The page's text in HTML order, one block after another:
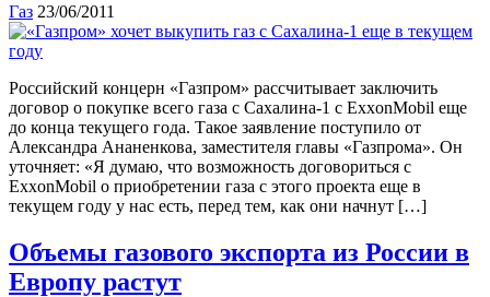
Газ 23/06/2011
Российский концерн «Газпром» рассчитывает заключить
договор о покупке всего газа с Сахалина-1 с ЕxxonМobil еще
до конца текущего года. Такое заявление поступило от
Александра Ананенкова, заместителя главы «Газпрома». Он
уточняет: «Я думаю, что возможность договориться с
ЕxxonМobil о приобретении газа с этого проекта еще в
текущем году у нас есть, перед тем, как они начнут […]
Объемы газового экспорта из России в
Европу растут